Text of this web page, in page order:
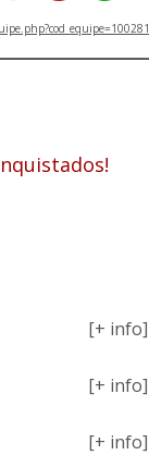
[+ info]
[+ info]
[+ info]